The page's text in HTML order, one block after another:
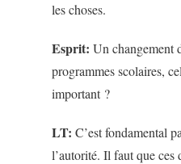
les choses.
Esprit: Un changement
programmes scolaires,
important ?
LT: C’est fondamental
l’autorité. Il faut que ces